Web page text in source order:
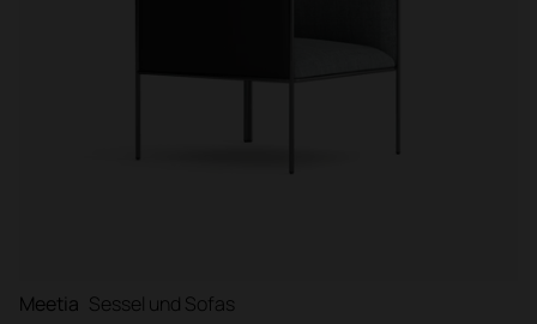
Meetia Sessel und Sofas